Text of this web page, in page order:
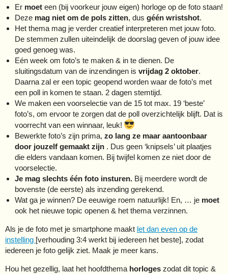
Er moeteen (bij voorkeur jouw eigen) horloge op de foto staan!
Deze mag niet om de pols zitten, dus géén wristshot.
Het thema mag je verder creatief interpreteren met jouw foto.
De stemmen zullen uiteindelijk de doorslag geven of jouw idee
goed genoeg was.
Eén week om foto’s te maken & in te dienen. De
sluitingsdatum van de inzendingen is vrijdag 2 oktober.
Daarna zal er een topic geopend worden waar de foto’s met
een poll in komen te staan. 2 dagen stemtijd.
We maken een voorselectie van de 15 tot max. 19 ‘beste’
foto’s, om ervoor te zorgen dat de poll overzichtelijk blijft. Dat is
voorrecht van een winnaar, leuk!
Bewerkte foto’s zijn prima, zo lang ze maar aantoonbaar
door jouzelf gemaakt zijn. Dus geen ‘knipsels’ uit plaatjes
die elders vandaan komen. Bij twijfel komen ze niet door de
voorselectie.
Je mag slechts één foto insturen.Bij meerdere wordt de
bovenste (de eerste) als inzending gerekend.
Wat ga je winnen? De eeuwige roem natuurlijk! En, … je moet
ook het nieuwe topic openen & het thema verzinnen.
Als je de foto met je smartphone maakt let dan even op de
instelling [verhouding 3:4 werkt bij iedereen het beste], zodat
iedereen je foto gelijk ziet. Maak je meer kans.
Hou het gezellig, laat het hoofdthema horloges zodat dit topic &